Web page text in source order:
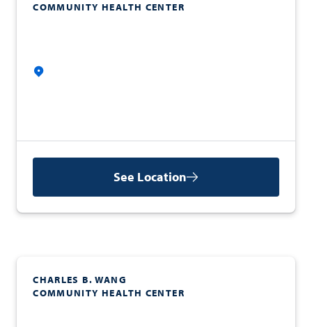
COMMUNITY HEALTH CENTER
See Location
CHARLES B. WANG
COMMUNITY HEALTH CENTER